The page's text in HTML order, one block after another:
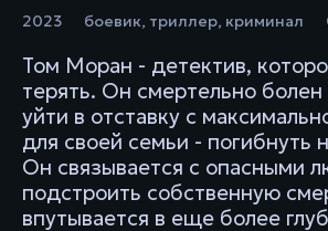
2023 боевик, триллер, криминал
Том Моран - детектив,
терять. Он смертельно болен
уйти в отставку с
для своей семьи - погибнуть
Он связывается с опасными
подстроить собственную
впутывается в еще более